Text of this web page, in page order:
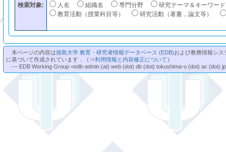
検索対象: 人名 組織名 専門分野
研究テーマ＆キーワード
教育活動（授業科目等）
研究活動（著書，論文等）
本ページの内容は徳島大学 教育・研究者情報データベース (EDB)および教務情報シ
に基づいて作成されています．（⇒利用情報と内容修正について ）
--- EDB Working Group <edb-admin (at) web (dot) db (dot) tokushima-u (dot) ac (dot)